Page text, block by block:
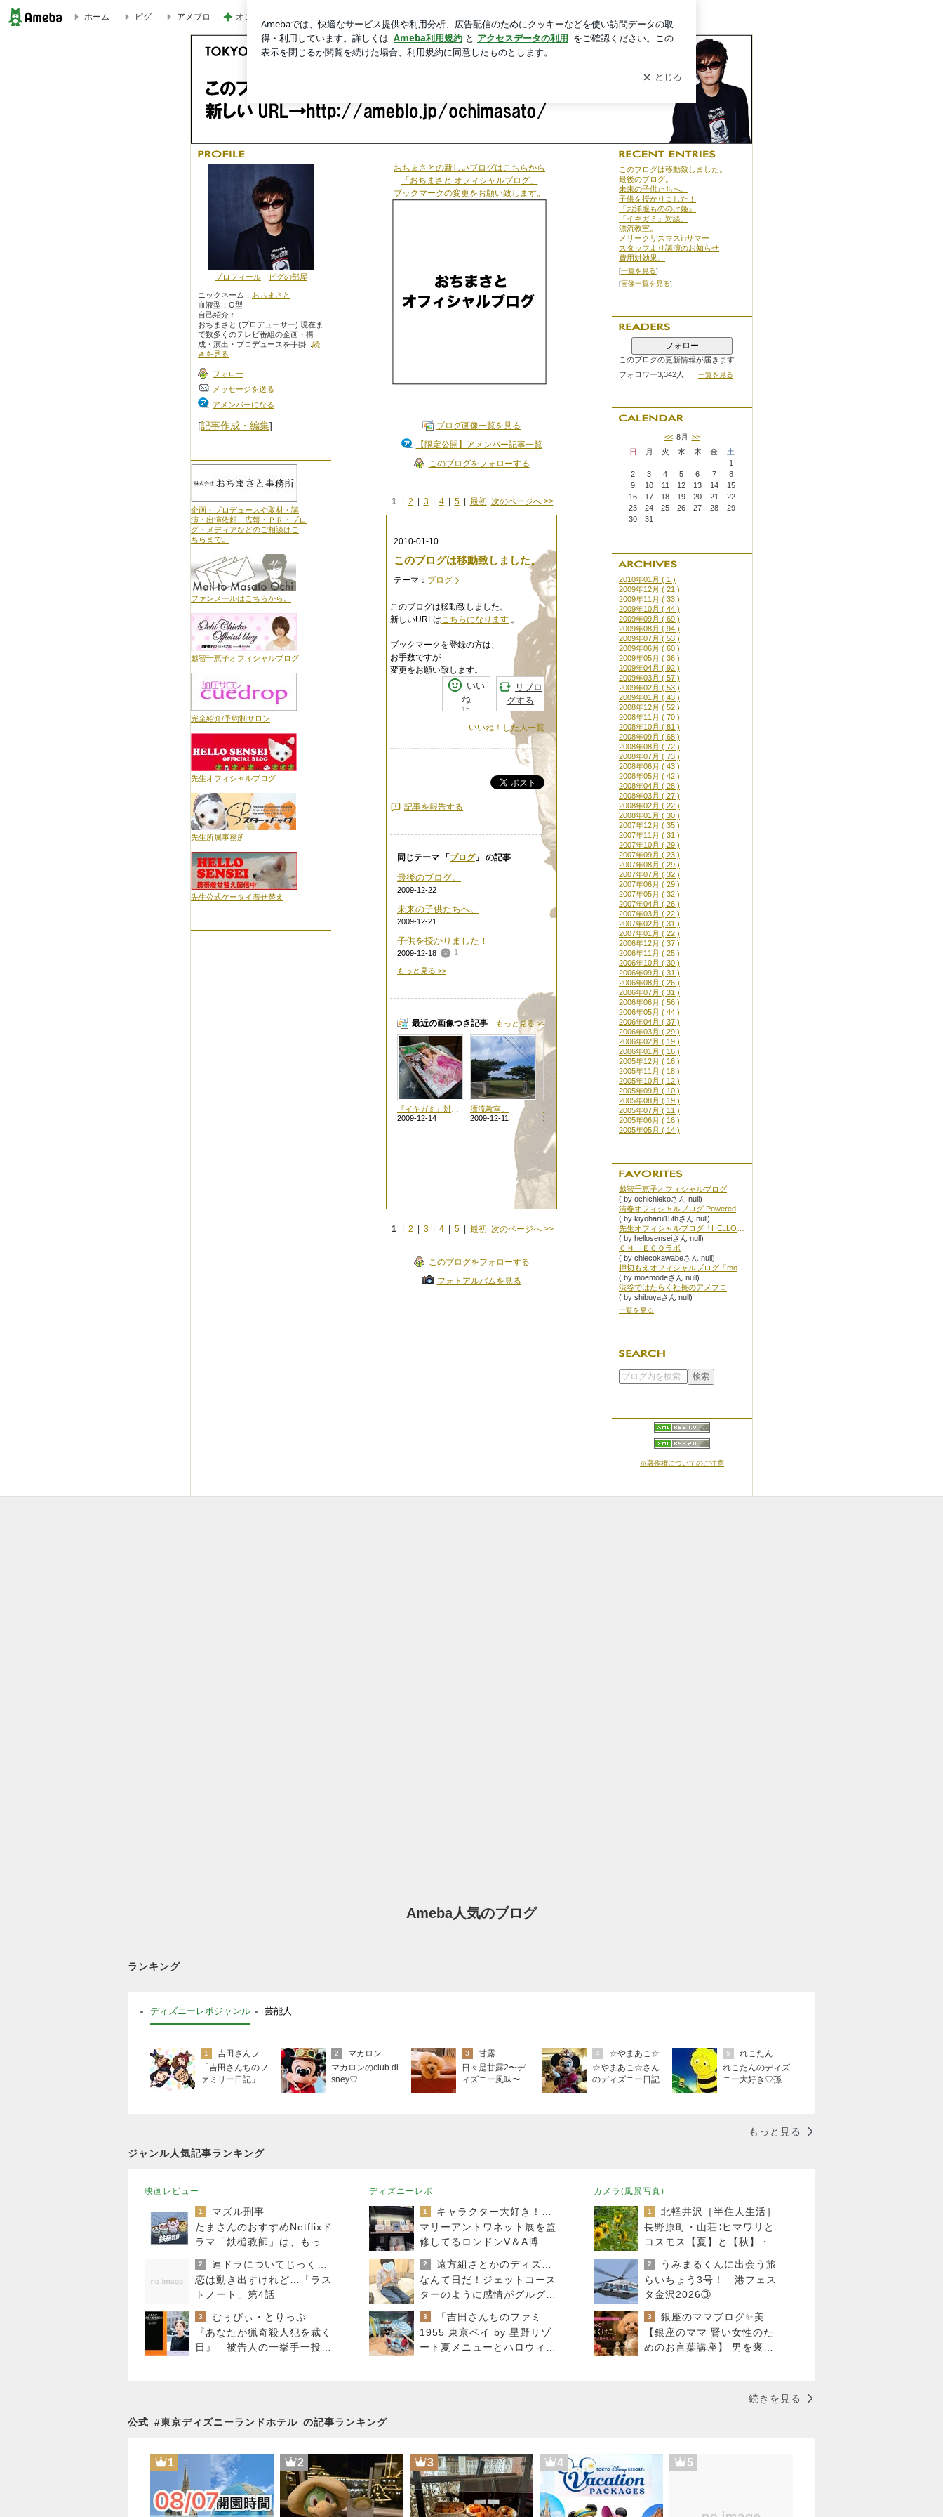
ホーム ピグ アメブロ オンライン限定の夏の福袋第2弾
プロフィール ｜ ピグの部屋
ニックネーム： おちまさと
血液型： O型
自己紹介：
おちまさと (プロデューサー) 現在ま
で数多くのテレビ番組の企画・構
成・演出・プロデュースを手掛... 続
きを見る
フォロー
メッセージを送る
アメンバーになる
[記事作成・編集]
企画・プロデュースや取材・講
演・出演依頼、広報・ＰＲ・ブロ
グ・メディアなどのご相談はこ
ちらまで。
ファンメールはこちらから。
越智千恵子オフィシャルブログ
完全紹介/予約制サロン
先生オフィシャルブログ
先生所属事務所
先生公式ケータイ着せ替え
おちまさとの新しいブログはこちらから
「おちまさと オフィシャルブログ」
ブックマークの変更をお願い致します。
ブログ画像一覧を見る
【限定公開】アメンバー記事一覧
このブログをフォローする
1 2 3 4 5 最初 次のページへ>>
2010-01-10
このブログは移動致しました。
テーマ： ブログ
このブログは移動致しました。
新しいURLはこちらになります 。
ブックマークを登録の方は、
お手数ですが
変更をお願い致します。
いい
ね
15
リブロ
グする
いいね！した人一覧
ポスト
記事を報告する
同じテーマ 「 ブログ」 の記事
最後のブログ。
2009-12-22
未来の子供たちへ。
2009-12-21
子供を授かりました！
2009-12-18 1
もっと見る >>
最近の画像つき記事 もっと見る >>
2009-12-14
漂流教室。
2009-12-11
2009-12-11
1 2 3 4 5 最初 次のページへ>>
このブログをフォローする
フォトアルバムを見る
このブログは移動致しました。
最後のブログ。
未来の子供たちへ。
子供を授かりました！
『お洋服もののけ姫』
『イキガミ』対談。
漂流教室。
メリークリスマスinサマー
スタッフより講演のお知らせ
費用対効果。
[一覧を見る]
[画像一覧を見る]
フォロー
このブログの更新情報が届きます
フォロワー3,342人
一覧を見る
<< 8月 >>
日
月 火 水 木 金
土
1
2
3 4 5 6 7
8
9
10 11 12 13 14
15
16
17 18 19 20 21
22
23
24 25 26 27 28
29
30
31
2010年01月 ( 1 )
2009年12月 ( 21 )
2009年11月 ( 33 )
2009年10月 ( 44 )
2009年09月 ( 69 )
2009年08月 ( 94 )
2009年07月 ( 53 )
2009年06月 ( 60 )
2009年05月 ( 36 )
2009年04月 ( 92 )
2009年03月 ( 57 )
2009年02月 ( 53 )
2009年01月 ( 43 )
2008年12月 ( 52 )
2008年11月 ( 70 )
2008年10月 ( 81 )
2008年09月 ( 68 )
2008年08月 ( 72 )
2008年07月 ( 73 )
2008年06月 ( 43 )
2008年05月 ( 42 )
2008年04月 ( 28 )
2008年03月 ( 27 )
2008年02月 ( 22 )
2008年01月 ( 30 )
2007年12月 ( 35 )
2007年11月 ( 31 )
2007年10月 ( 29 )
2007年09月 ( 23 )
2007年08月 ( 29 )
2007年07月 ( 32 )
2007年06月 ( 29 )
2007年05月 ( 32 )
2007年04月 ( 26 )
2007年03月 ( 22 )
2007年02月 ( 31 )
2007年01月 ( 22 )
2006年12月 ( 37 )
2006年11月 ( 25 )
2006年10月 ( 30 )
2006年09月 ( 31 )
2006年08月 ( 26 )
2006年07月 ( 31 )
2006年06月 ( 56 )
2006年05月 ( 44 )
2006年04月 ( 37 )
2006年03月 ( 29 )
2006年02月 ( 19 )
2006年01月 ( 16 )
2005年12月 ( 16 )
2005年11月 ( 18 )
2005年10月 ( 12 )
2005年09月 ( 10 )
2005年08月 ( 19 )
2005年07月 ( 11 )
2005年06月 ( 16 )
2005年05月 ( 14 )
越智千恵子オフィシャルブログ
( by ochichiekoさん null)
( by kiyoharu15thさん null)
( by hellosenseiさん null)
ＣＨＩＥＣＯラボ
( by chiecokawabeさん null)
( by moemodeさん null)
渋谷ではたらく社長のアメブロ
( by shibuyaさん null)
一覧を見る
※著作権についてのご注意
Ameba人気のブログ
ランキング
ディズニーレポジャンル 芸能人
1
「吉田さんちのフ
ァミリー日記」Po
2
マカロン
マカロンのclub di
sney♡
3
甘露
日々是甘露2〜デ
ィズニー風味〜
4
☆やまあこ☆
☆やまあこ☆さん
のディズニー日記
5
れこたん
れこたんのディズ
ニー大好き♡孫4
もっと見る
ジャンル人気記事ランキング
映画レビュー
1
マズル刑事
たまさんのおすすめNetflixド
ラマ「鉄槌教師」は、もっと
見たいもっと見たい！なんで
10話完？
2
恋は動き出すけれど…「ラス
トノート」第4話
3
むぅびぃ・とりっぷ
『あなたが猟奇殺人犯を裁く
日』 被告人の一挙手一投足
ディズニーレポ
1
マリーアントワネット展を監
修してるロンドンV＆A博物
館のセンスの良すぎるお土
産！
2
なんて日だ！ジェットコース
ターのように感情がグルグル
した昨日の出来事
3
1955 東京ベイ by 星野リゾ
ート夏メニューとハロウィン
カメラ(風景写真)
1
北軽井沢［半住人生活］
長野原町・山荘∶ヒマワリと
コスモス【夏】と【秋】・夕
食 ・ ガス保安点検・・♪
2
うみまるくんに出会う旅
らいちょう3号！ 港フェス
タ金沢2026③
3
【銀座のママ 賢い女性のた
めのお言葉講座】 男を褒め
続きを見る
公式 #東京ディズニーランドホテル の記事ランキング
1 2 3 4 5